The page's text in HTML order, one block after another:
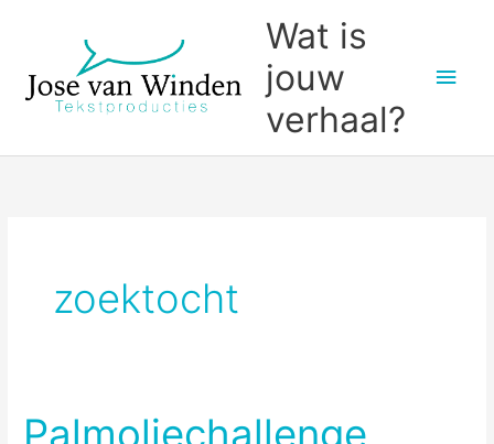
inhoud
Wat is
jouw
verhaal?
zoektocht
Palmoliechallenge